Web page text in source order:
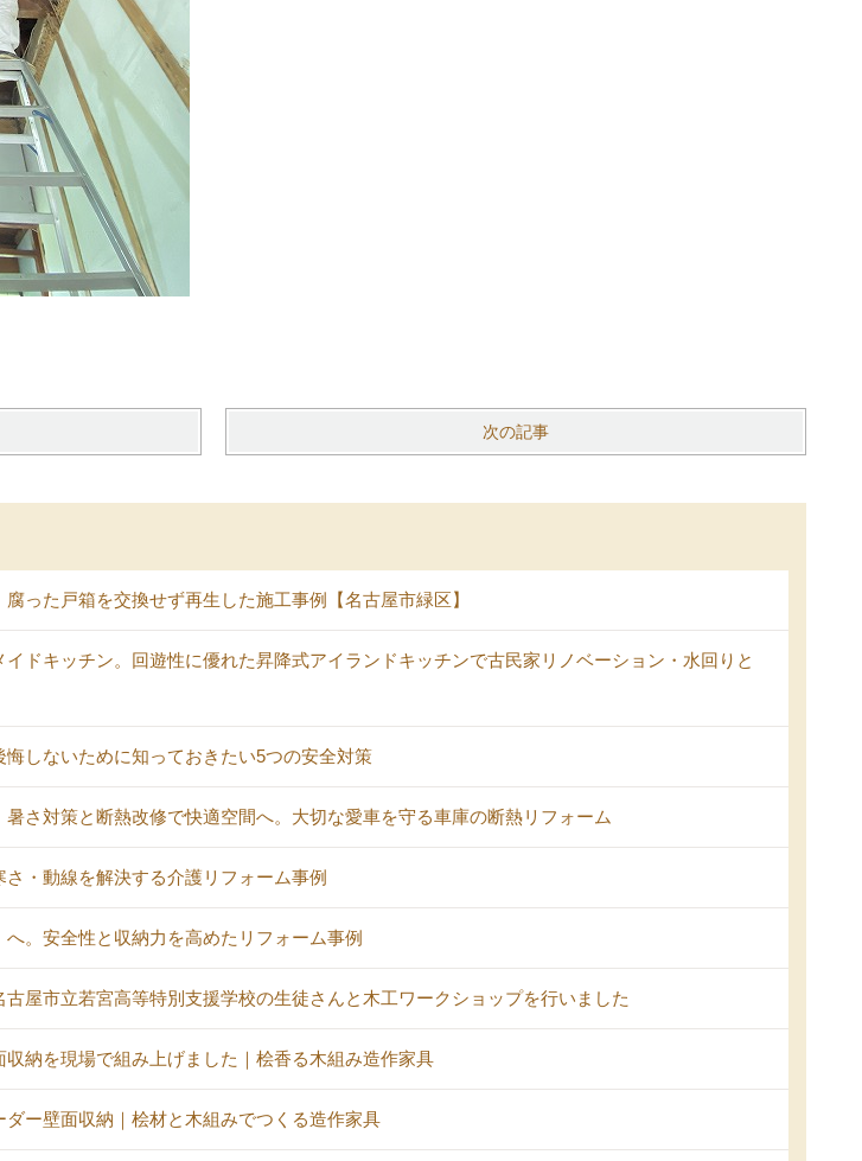
次の記事
った戸箱を交換せず再生した施工事例【名古屋市緑区】
ドキッチン。回遊性に優れた昇降式アイランドキッチンで古民家リノベーション・水回りと
しないために知っておきたい5つの安全対策
さ対策と断熱改修で快適空間へ。大切な愛車を守る車庫の断熱リフォーム
・動線を解決する介護リフォーム事例
。安全性と収納力を高めたリフォーム事例
屋市立若宮高等特別支援学校の生徒さんと木工ワークショップを行いました
収納を現場で組み上げました｜桧香る木組み造作家具
ダー壁面収納｜桧材と木組みでつくる造作家具